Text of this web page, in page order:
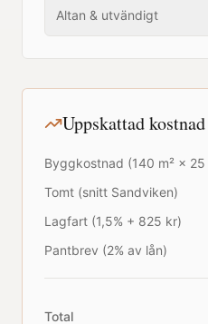
Altan & utvändigt
Uppskattad kostnad
Byggkostnad (140 m² × 25
Tomt (snitt Sandviken)
Lagfart (1,5% + 825 kr)
Pantbrev (2% av lån)
Total